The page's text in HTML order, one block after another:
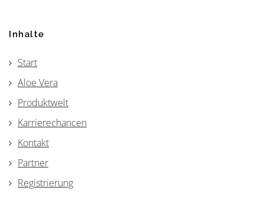
Inhalte
Start
Aloe Vera
Produktwelt
Karrierechancen
Kontakt
Partner
Registrierung